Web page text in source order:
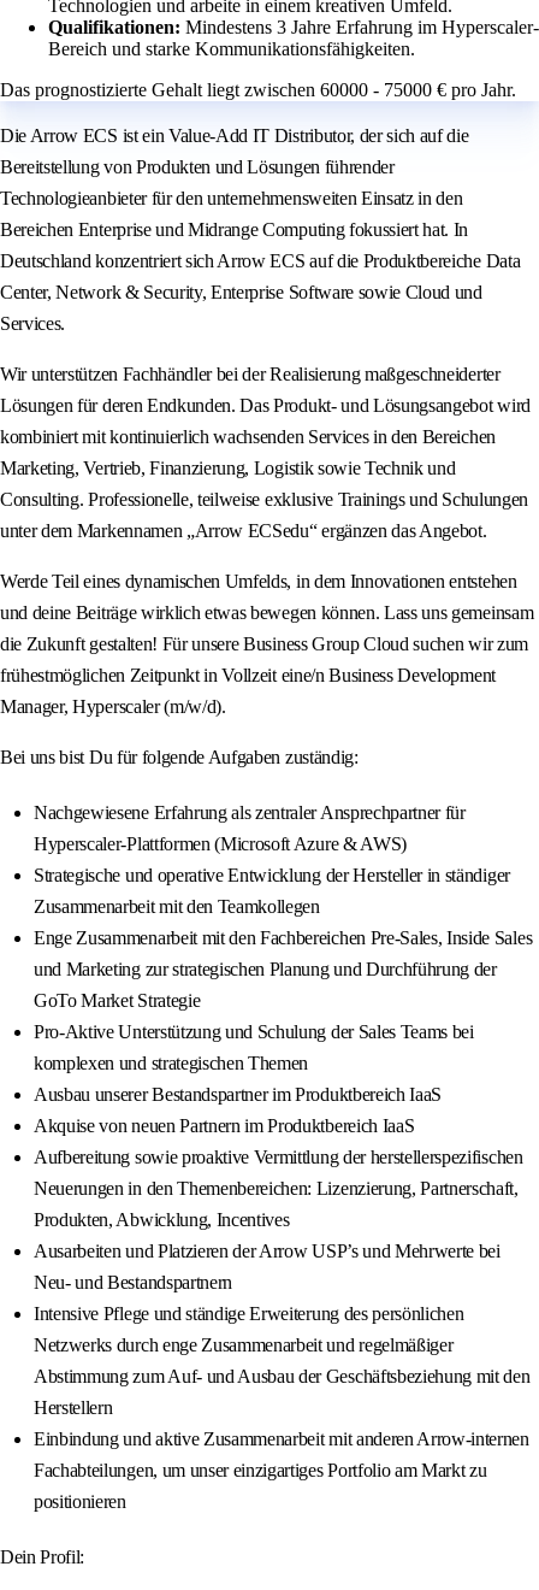
Technologien und arbeite in einem kreativen Umfeld.
Qualifikationen: Mindestens 3 Jahre Erfahrung im Hyperscaler-
Bereich und starke Kommunikationsfähigkeiten.
Das prognostizierte Gehalt liegt zwischen 60000 - 75000 € pro Jahr.
Die Arrow ECS ist ein Value-Add IT Distributor, der sich auf die
Bereitstellung von Produkten und Lösungen führender
Technologieanbieter für den unternehmensweiten Einsatz in den
Bereichen Enterprise und Midrange Computing fokussiert hat. In
Deutschland konzentriert sich Arrow ECS auf die Produktbereiche Data
Center, Network & Security, Enterprise Software sowie Cloud und
Services.
Wir unterstützen Fachhändler bei der Realisierung maßgeschneiderter
Lösungen für deren Endkunden. Das Produkt- und Lösungsangebot wird
kombiniert mit kontinuierlich wachsenden Services in den Bereichen
Marketing, Vertrieb, Finanzierung, Logistik sowie Technik und
Consulting. Professionelle, teilweise exklusive Trainings und Schulungen
unter dem Markennamen „Arrow ECSedu“ ergänzen das Angebot.
Werde Teil eines dynamischen Umfelds, in dem Innovationen entstehen
und deine Beiträge wirklich etwas bewegen können. Lass uns gemeinsam
die Zukunft gestalten! Für unsere Business Group Cloud suchen wir zum
frühestmöglichen Zeitpunkt in Vollzeit eine/n Business Development
Manager, Hyperscaler (m/w/d).
Bei uns bist Du für folgende Aufgaben zuständig:
Nachgewiesene Erfahrung als zentraler Ansprechpartner für
Hyperscaler-Plattformen (Microsoft Azure & AWS)
Strategische und operative Entwicklung der Hersteller in ständiger
Zusammenarbeit mit den Teamkollegen
Enge Zusammenarbeit mit den Fachbereichen Pre-Sales, Inside Sales
und Marketing zur strategischen Planung und Durchführung der
GoTo Market Strategie
Pro-Aktive Unterstützung und Schulung der Sales Teams bei
komplexen und strategischen Themen
Ausbau unserer Bestandspartner im Produktbereich IaaS
Akquise von neuen Partnern im Produktbereich IaaS
Aufbereitung sowie proaktive Vermittlung der herstellerspezifischen
Neuerungen in den Themenbereichen: Lizenzierung, Partnerschaft,
Produkten, Abwicklung, Incentives
Ausarbeiten und Platzieren der Arrow USP’s und Mehrwerte bei
Neu- und Bestandspartnern
Intensive Pflege und ständige Erweiterung des persönlichen
Netzwerks durch enge Zusammenarbeit und regelmäßiger
Abstimmung zum Auf- und Ausbau der Geschäftsbeziehung mit den
Herstellern
Einbindung und aktive Zusammenarbeit mit anderen Arrow-internen
Fachabteilungen, um unser einzigartiges Portfolio am Markt zu
positionieren
Dein Profil: